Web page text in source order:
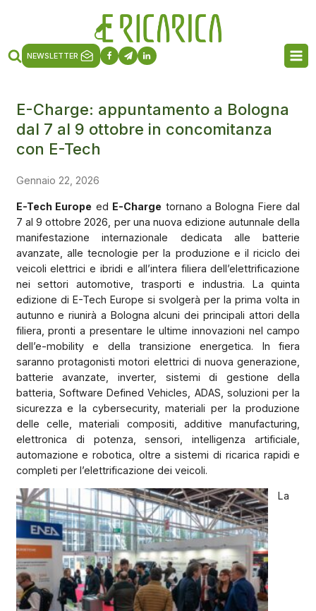
NEWSLETTER
E-Charge: appuntamento a Bologna
dal 7 al 9 ottobre in concomitanza
con E-Tech
Gennaio 22, 2026
E-Tech Europe ed E-Charge tornano a Bologna Fiere dal
7 al 9 ottobre 2026, per una nuova edizione autunnale della
manifestazione internazionale dedicata alle batterie
avanzate, alle tecnologie per la produzione e il riciclo dei
veicoli elettrici e ibridi e all’intera filiera dell’elettrificazione
nei settori automotive, trasporti e industria. La quinta
edizione di E-Tech Europe si svolgerà per la prima volta in
autunno e riunirà a Bologna alcuni dei principali attori della
filiera, pronti a presentare le ultime innovazioni nel campo
dell’e-mobility e della transizione energetica. In fiera
saranno protagonisti motori elettrici di nuova generazione,
batterie avanzate, inverter, sistemi di gestione della
batteria, Software Defined Vehicles, ADAS, soluzioni per la
sicurezza e la cybersecurity, materiali per la produzione
delle celle, materiali compositi, additive manufacturing,
elettronica di potenza, sensori, intelligenza artificiale,
automazione e robotica, oltre a sistemi di ricarica rapidi e
completi per l’elettrificazione dei veicoli.
La